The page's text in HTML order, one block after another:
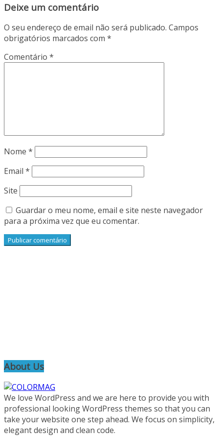
Deixe um comentário
O seu endereço de email não será publicado. Campos
obrigatórios marcados com *
Comentário *
Nome *
Email *
Site
Guardar o meu nome, email e site neste navegador
para a próxima vez que eu comentar.
About Us
We love WordPress and we are here to provide you with
professional looking WordPress themes so that you can
take your website one step ahead. We focus on simplicity,
elegant design and clean code.